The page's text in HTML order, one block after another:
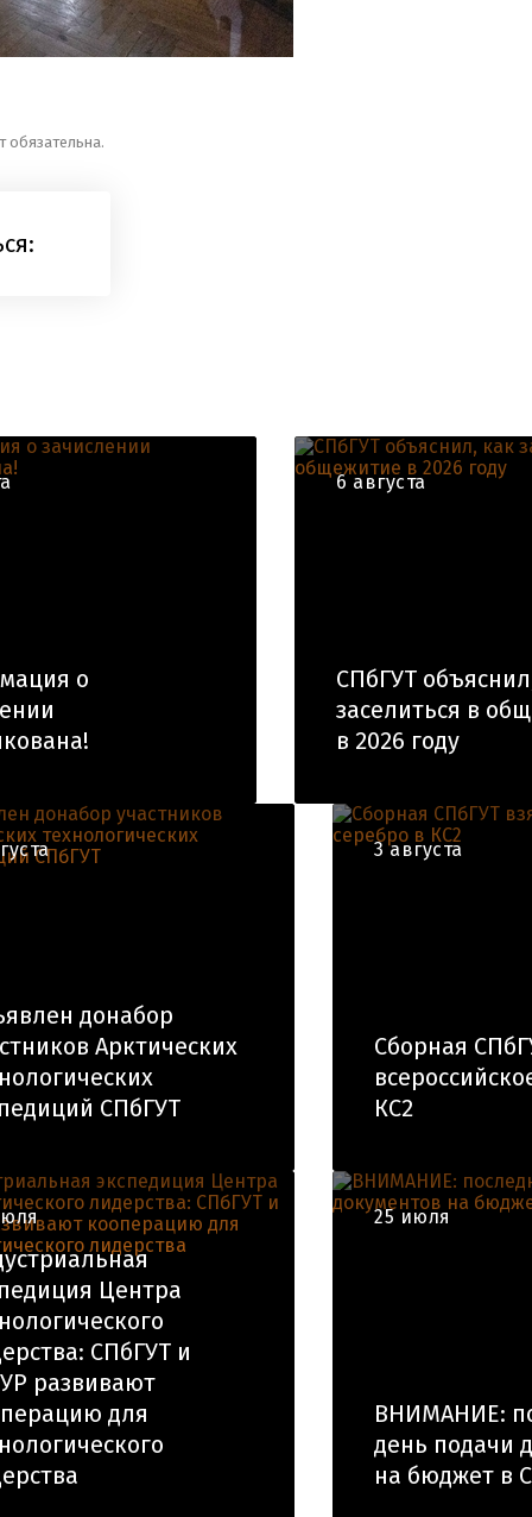
обязательна.
о
6 августа
СПбГУТ
заселиться в
в 2026 году
донабор
Арктических
СПбГУТ
3 августа
Сборная
КС2
Центра
СПбГУТ и
развивают
для
25 июля
ВНИМАНИЕ:
день подачи
на бюджет в